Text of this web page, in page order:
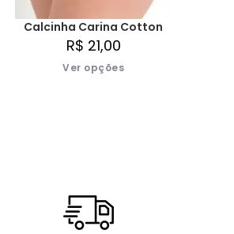
Calcinha Carina Cotton
R$ 21,00
Ver opções